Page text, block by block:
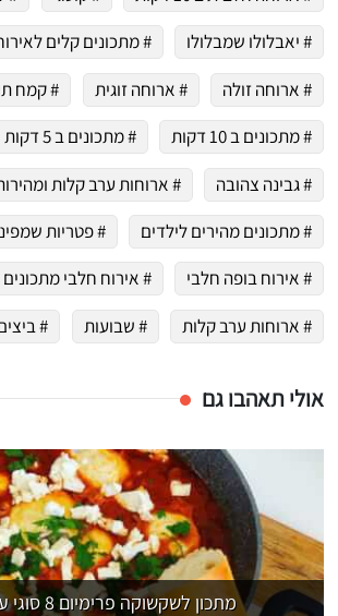
# יאבלולו שמבלולו
# מתכונים קלים
# ארוחה זולה
# ארוחה זוגית
# קמח
# מתכונים ב 10 דקות
# מתכונים ב 5 דקות
# גבינה צהובה
# ארוחות ערב קלות
# מתכונים מהירים לילדים
# פטריות
# אירוח בופה חלבי
# אירוח חלבי מתכונים
# ארוחות ערב קלות
# שבועות #
אולי תאהבו גם
מתכון לשקשוקה פרימיום 8 סוגי עגבניות